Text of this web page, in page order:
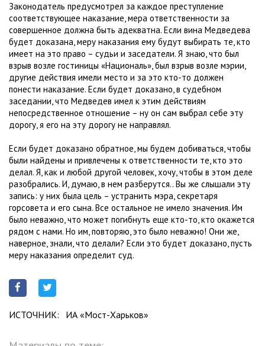
Законодатель предусмотрел за каждое преступление
соответствующее наказание, мера ответственности за
совершенное должна быть адекватна. Если вина Медведева
будет доказана, меру наказания ему будут выбирать те, кто
имеет на это право – судьи и заседатели. Я знаю, что был
взрыв возле гостиницы «Националь», был взрыв возле мэрии,
другие действия имели место и за это кто-то должен
понести наказание. Если будет доказано, в судебном
заседании, что Медведев имел к этим действиям
непосредственное отношение – ну он сам выбрал себе эту
дорогу, я его на эту дорогу не направлял.
Если будет доказано обратное, мы будем добиваться, чтобы
были найдены и привлечены к ответственности те, кто это
делал. Я, как и любой другой человек, хочу, чтобы в этом деле
разобрались. И, думаю, в нем разберутся.. Вы же слышали эту
запись: у них была цель – устранить мэра, секретаря
горсовета и его сына. Все остальное не имело значения. Им
было неважно, что может погибнуть еще кто-то, кто окажется
рядом с нами. Но им, повторяю, это было неважно! Они же,
наверное, знали, что делали? Если это будет доказано, пусть
меру наказания определит суд.
ИСТОЧНИК: ИА «Мост-Харьков»